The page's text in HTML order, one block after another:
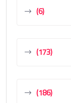
(6)
(173)
(186)